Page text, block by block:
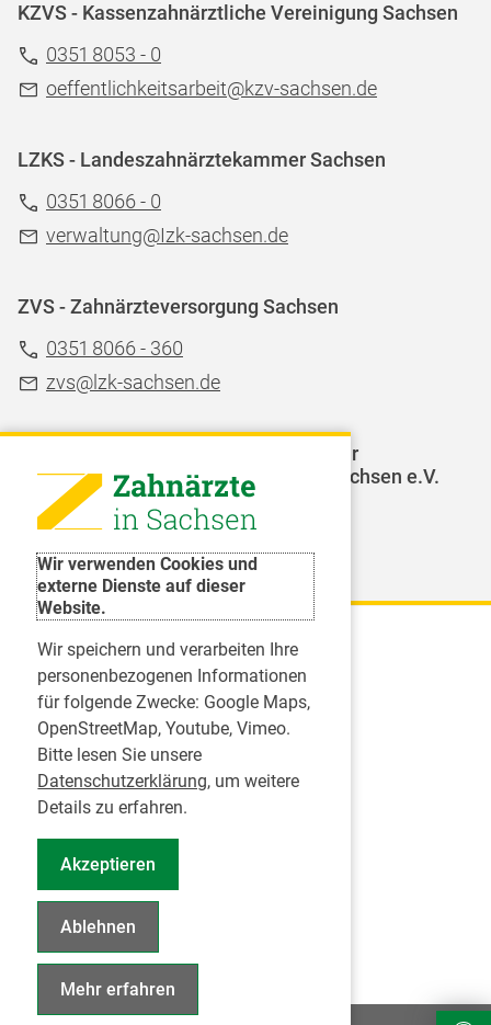
Wir verwenden Cookies und
externe Dienste auf dieser
Website.
Wir speichern und verarbeiten Ihre
personenbezogenen Informationen
für folgende Zwecke: Google Maps,
OpenStreetMap, Youtube, Vimeo.
Bitte lesen Sie unsere
Datenschutzerklärung, um weitere
Details zu erfahren.
Akzeptieren
Ablehnen
Mehr erfahren
KZVS - Kassenzahnärztliche Vereinigung Sachsen
0351 8053 - 0
oeffentlichkeitsarbeit@kzv-sachsen.de
LZKS - Landeszahnärztekammer Sachsen
0351 8066 - 0
verwaltung@Izk-sachsen.de
ZVS - Zahnärzteversorgung Sachsen
0351 8066 - 360
zvs@lzk-sachsen.de
LAGZ - Landesarbeitsgemeinschaft für
Jugendzahnpflege des Freistaates Sachsen e.V.
Karriere
Inserate
Praktikum in einer Zahnarztpraxis
Jobs im Zahnärztehaus
Presse
Pressemitteilungen